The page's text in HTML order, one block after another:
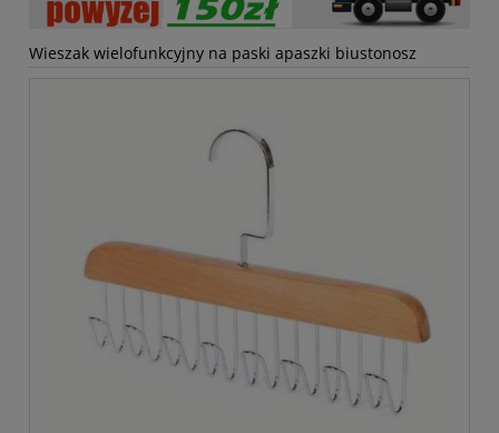
Wieszak wielofunkcyjny na paski apaszki biustonosz